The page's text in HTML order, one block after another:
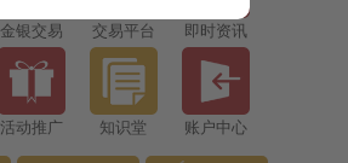
金银交易 交易平台 即时资讯
活动推广 知识堂 账户中心